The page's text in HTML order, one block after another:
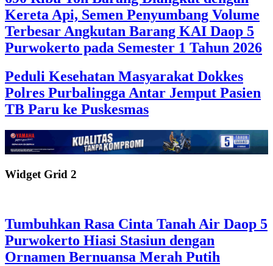
Kereta Api, Semen Penyumbang Volume
Terbesar Angkutan Barang KAI Daop 5
Purwokerto pada Semester 1 Tahun 2026
Peduli Kesehatan Masyarakat Dokkes
Polres Purbalingga Antar Jemput Pasien
TB Paru ke Puskesmas
Widget Grid 2
Tumbuhkan Rasa Cinta Tanah Air Daop 5
Purwokerto Hiasi Stasiun dengan
Ornamen Bernuansa Merah Putih